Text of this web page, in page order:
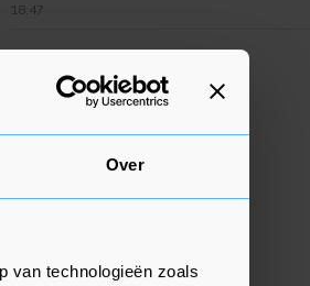
Over
van technologieën zoals
18:47